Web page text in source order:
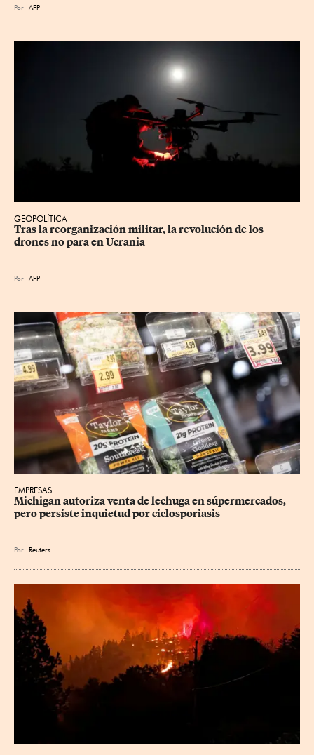
Por AFP
GEOPOLÍTICA
Tras la reorganización militar, la revolución de los
drones no para en Ucrania
Por AFP
EMPRESAS
Michigan autoriza venta de lechuga en súpermercados,
pero persiste inquietud por ciclosporiasis
Por Reuters